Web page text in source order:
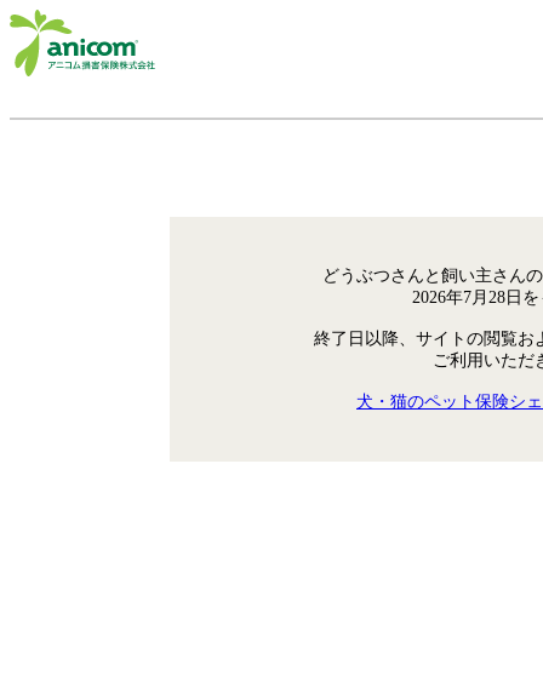
どうぶつさんと飼い主さん
2026年7月28日
終了日以降、サイトの閲覧お
ご利用いただ
犬・猫のペット保険シ